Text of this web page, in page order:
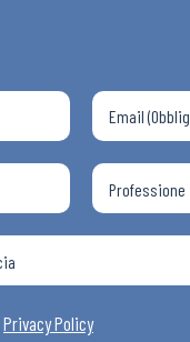
Privacy Policy